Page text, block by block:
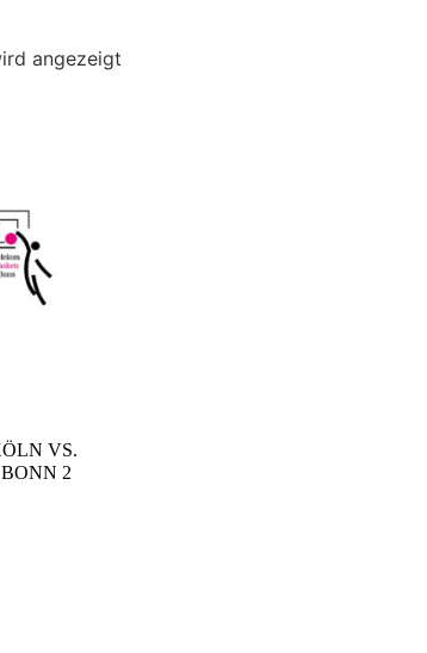
angezeigt
VS.
2